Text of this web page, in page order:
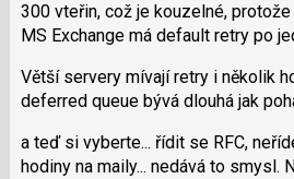
300 vteřin, což je kouzelné,
MS Exchange má default retry po
Větší servery mívají retry i několik
deferred queue bývá dlouhá jak
a teď si vyberte... řídit se RFC,
hodiny na maily... nedává to smysl.